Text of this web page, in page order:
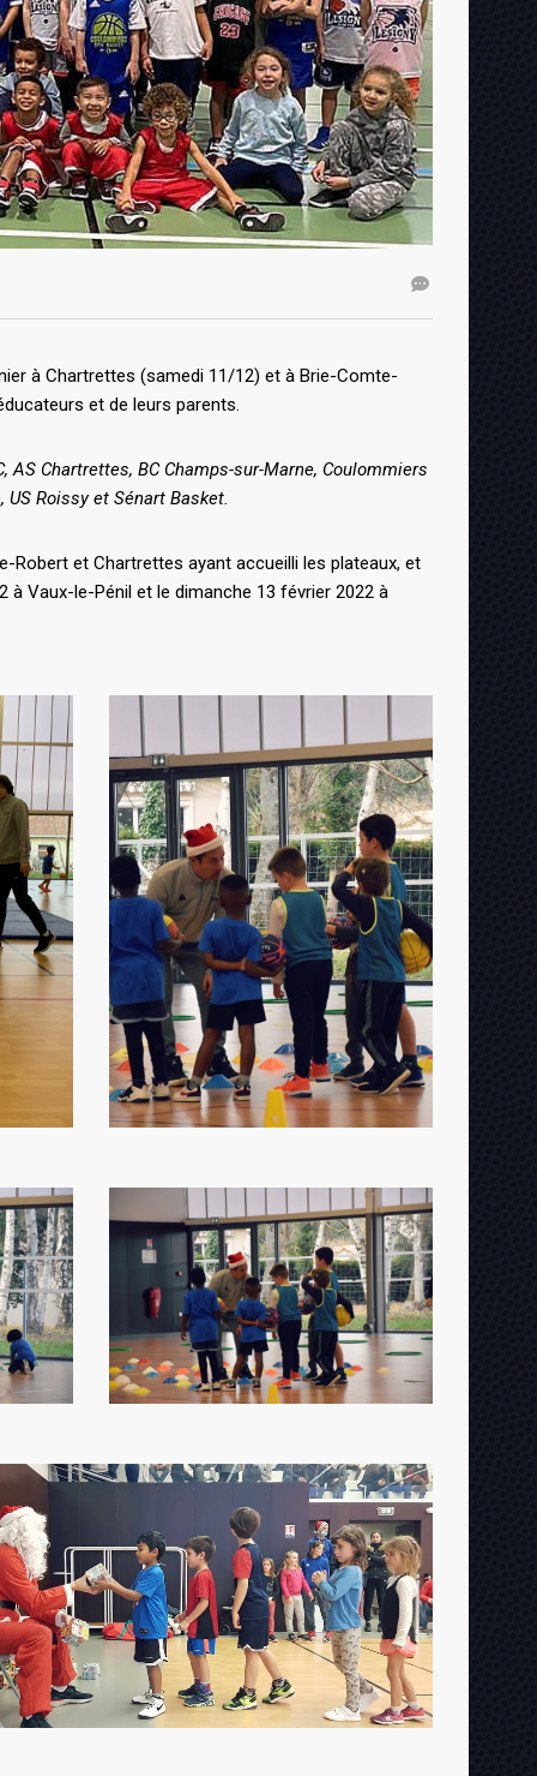
à Chartrettes (samedi 11/12) et à Brie-Comte-
et de leurs parents.
Chartrettes, BC Champs-sur-Marne, Coulommiers
US Roissy et Sénart Basket.
Robert et Chartrettes ayant accueilli les plateaux, et
Vaux-le-Pénil et le dimanche 13 février 2022 à